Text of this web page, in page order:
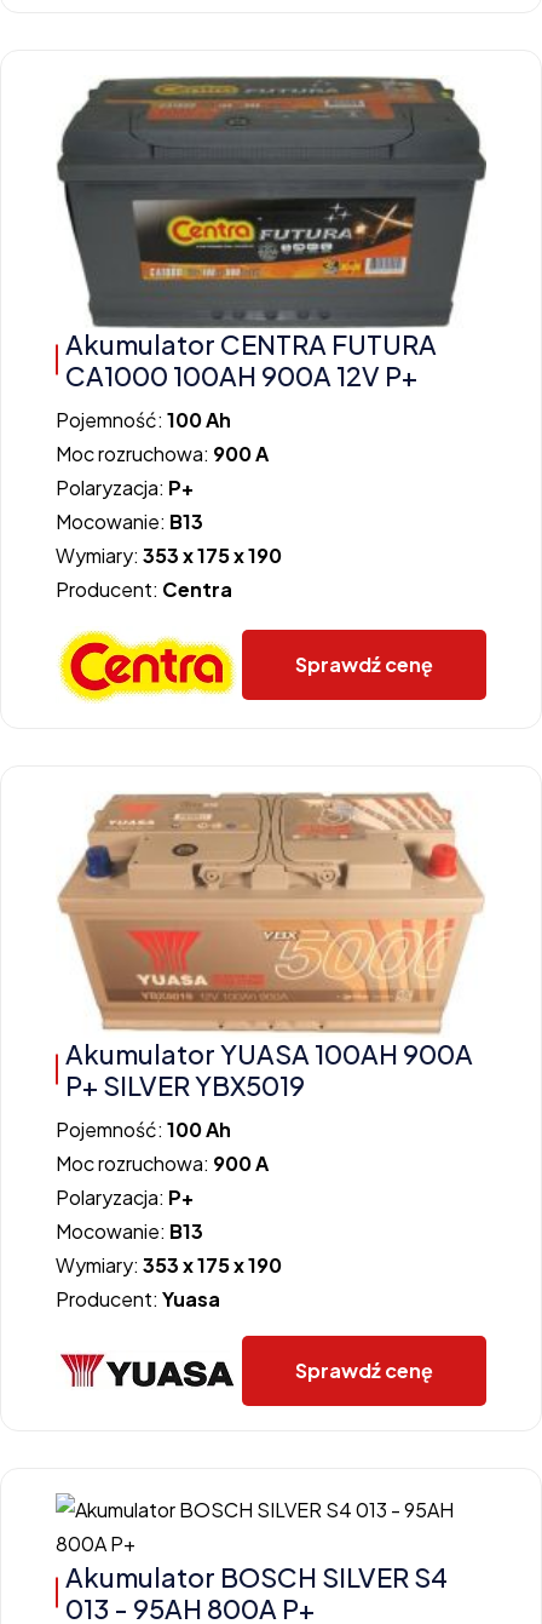
Akumulator CENTRA FUTURA
CA1000 100AH 900A 12V P+
Pojemność: 100 Ah
Moc rozruchowa: 900 A
Polaryzacja: P+
Mocowanie: B13
Wymiary: 353 x 175 x 190
Producent: Centra
Sprawdź cenę
Akumulator YUASA 100AH 900A
P+ SILVER YBX5019
Pojemność: 100 Ah
Moc rozruchowa: 900 A
Polaryzacja: P+
Mocowanie: B13
Wymiary: 353 x 175 x 190
Producent: Yuasa
Sprawdź cenę
Akumulator BOSCH SILVER S4
013 - 95AH 800A P+